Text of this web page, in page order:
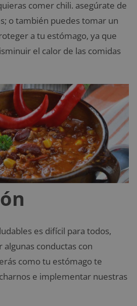
comer chili. asegúrate de
o también puedes tomar un
a tu estómago, ya que
el calor de las comidas
es difícil para todos,
conductas con
como tu estómago te
e implementar nuestras